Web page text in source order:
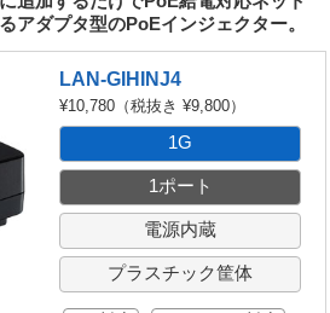
アダプタ型のPoEインジェクター。
LAN-GIHINJ4
¥10,780（税抜き ¥9,800）
1G
1ポート
電源内蔵
プラスチック筐体